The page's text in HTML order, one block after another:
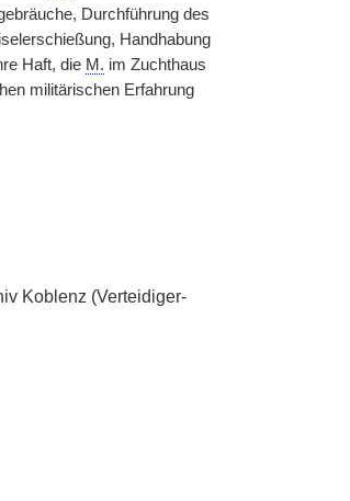
Durchführung des
Handhabung
| Haft, die M. im Zuchthaus
militärischen Erfahrung
Koblenz (Verteidiger-